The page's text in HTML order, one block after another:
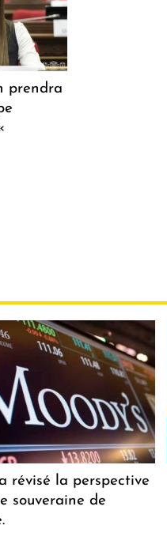
prendra
révisé la perspective
souveraine de